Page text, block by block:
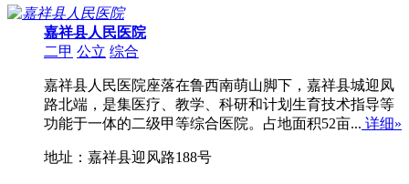
嘉祥县人民医院
二甲 公立 综合
嘉祥县人民医院座落在鲁西南萌山脚下，嘉祥县城迎凤
路北端，是集医疗、教学、科研和计划生育技术指导等
功能于一体的二级甲等综合医院。占地面积52亩... 详细»
地址：嘉祥县迎风路188号